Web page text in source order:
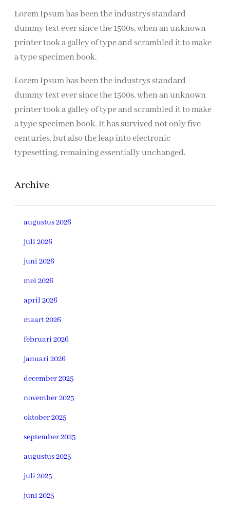
Lorem Ipsum has been the industrys standard
dummy text ever since the 1500s, when an unknown
printer took a galley of type and scrambled it to make
a type specimen book.
Lorem Ipsum has been the industrys standard
dummy text ever since the 1500s, when an unknown
printer took a galley of type and scrambled it to make
a type specimen book. It has survived not only five
centuries, but also the leap into electronic
typesetting, remaining essentially unchanged.
Archive
augustus 2026
juli 2026
juni 2026
mei 2026
april 2026
maart 2026
februari 2026
januari 2026
december 2025
november 2025
oktober 2025
september 2025
augustus 2025
juli 2025
juni 2025